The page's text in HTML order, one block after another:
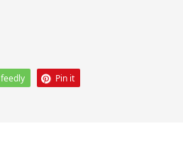
feedly Pin it